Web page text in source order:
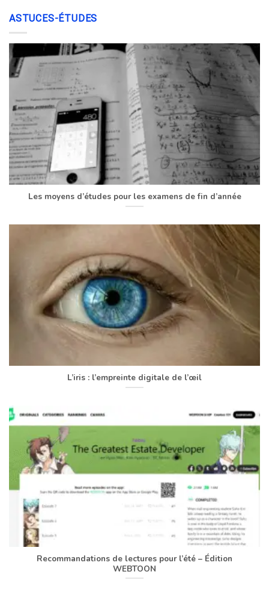
ASTUCES-ÉTUDES
Les moyens d’études pour les examens de fin d’année
L’iris : l’empreinte digitale de l’œil
Recommandations de lectures pour l’été – Édition
WEBTOON